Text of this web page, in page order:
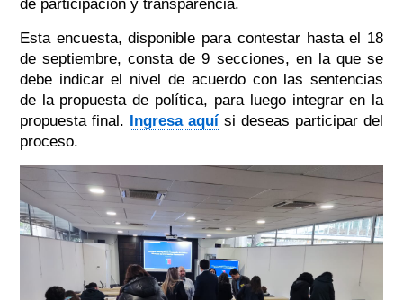
de participación y transparencia.
Esta encuesta, disponible para contestar hasta el 18
de septiembre, consta de 9 secciones, en la que se
debe indicar el nivel de acuerdo con las sentencias
de la propuesta de política, para luego integrar en la
propuesta final. Ingresa aquísi deseas participar del
proceso.